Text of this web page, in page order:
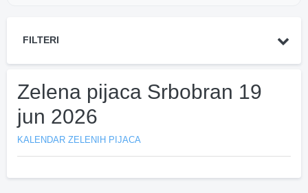
FILTERI
Zelena pijaca Srbobran 19
jun 2026
KALENDAR ZELENIH PIJACA